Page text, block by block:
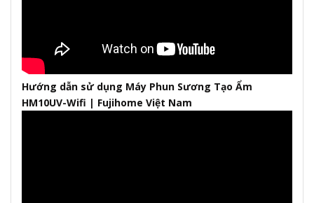
Hướng dẫn sử dụng Máy Phun Sương Tạo Ẩm
HM10UV-Wifi | Fujihome Việt Nam